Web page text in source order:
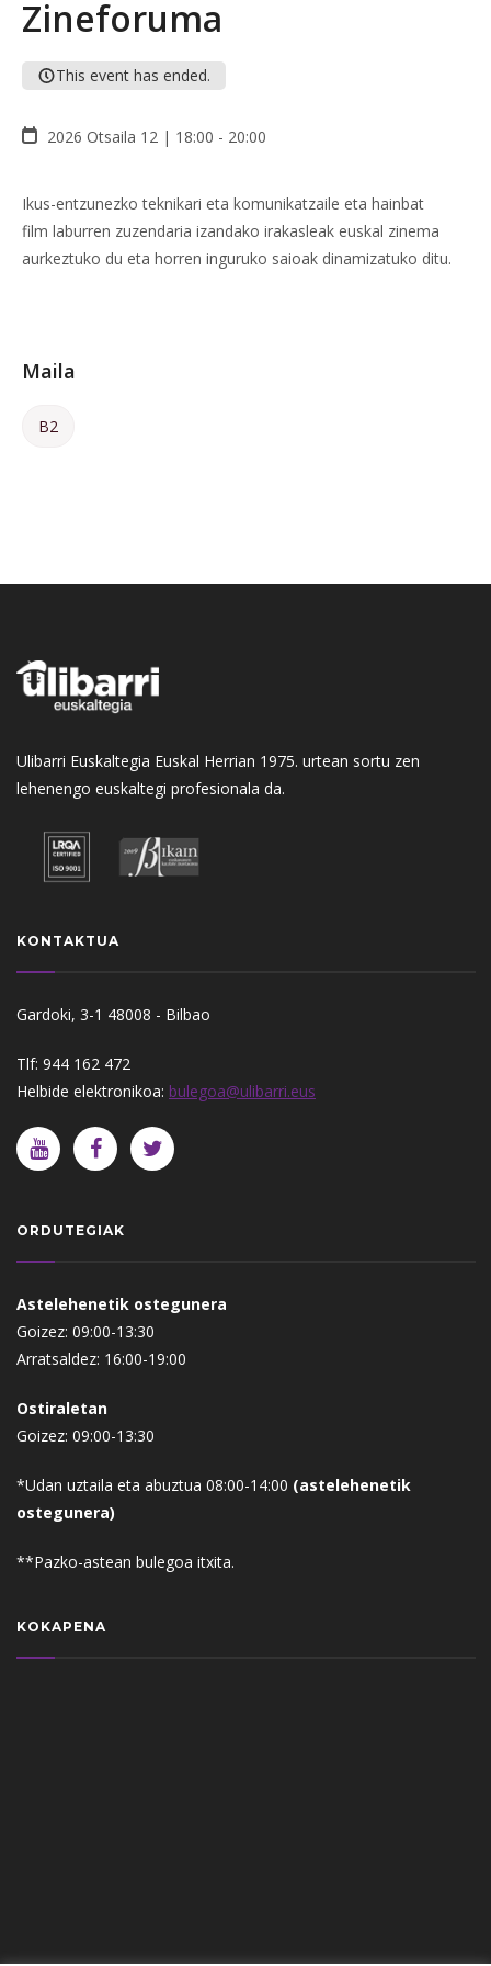
Zineforuma
This event has ended.
2026 Otsaila 12 | 18:00 - 20:00
Ikus-entzunezko teknikari eta komunikatzaile eta hainbat
film laburren zuzendaria izandako irakasleak euskal zinema
aurkeztuko du eta horren inguruko saioak dinamizatuko ditu.
Maila
B2
Ulibarri Euskaltegia Euskal Herrian 1975. urtean sortu zen
lehenengo euskaltegi profesionala da.
KONTAKTUA
Gardoki, 3-1 48008 - Bilbao
Tlf: 944 162 472
Helbide elektronikoa: bulegoa@ulibarri.eus
ORDUTEGIAK
Astelehenetik ostegunera
Goizez: 09:00-13:30
Arratsaldez: 16:00-19:00
Ostiraletan
Goizez: 09:00-13:30
*Udan uztaila eta abuztua 08:00-14:00 (astelehenetik
ostegunera)
**Pazko-astean bulegoa itxita.
KOKAPENA